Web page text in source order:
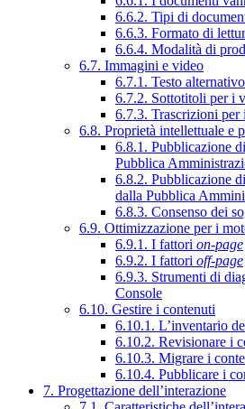
6.6.2. Tipi di
6.6.3. Formato di
6.6.4. Modalità di
6.7. Immagini e video
6.7.1. Testo
6.7.2. Sottotitoli per i
6.7.3. Trascrizioni per
6.8. Proprietà intellettuale e
6.8.1. Pubblicazione
Pubblica
6.8.2. Pubblicazione
dalla Pubblica
6.8.3. Consenso dei
6.9. Ottimizzazione per i
6.9.1. I fattori on-page
6.9.2. I fattori off-page
6.9.3. Strumenti di
Console
6.10. Gestire i contenuti
6.10.1. L’inventario
6.10.2. Revisionare i
6.10.3. Migrare i
6.10.4. Pubblicare i
7. Progettazione dell’interazione